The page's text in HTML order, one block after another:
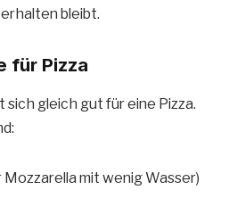
bleibt.
für Pizza
gleich gut für eine Pizza.
Mozzarella mit wenig Wasser)